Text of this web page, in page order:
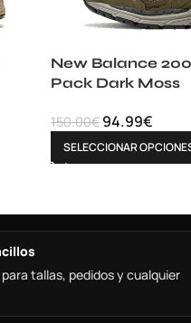
New Balance
Pack Dark Moss
150.00€ 94.99€
SELECCIONAR
tallas, pedidos y cualquier